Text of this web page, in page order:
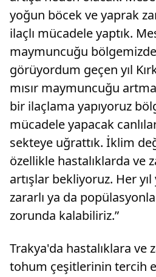
yoğun böcek ve yaprak
ilaçlı mücadele yaptık.
maymuncuğu
görüyordum geçen yıl
mısır maymuncuğu
bir ilaçlama yapıyoruz
mücadele yapacak
sekteye uğrattık. İklim
özellikle hastalıklarda ve
artışlar bekliyoruz. Her
zararlı ya da
zorunda kalabiliriz.”
Trakya'da hastalıklara ve
tohum çeşitlerinin tercih